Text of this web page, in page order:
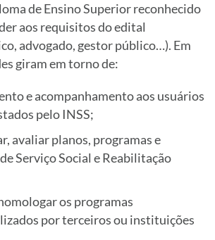
de Ensino Superior reconhecido
aos requisitos do edital
advogado, gestor público…). Em
giram em torno de:
e acompanhamento aos usuários
pelo INSS;
avaliar planos, programas e
Serviço Social e Reabilitação
os programas
por terceiros ou instituições